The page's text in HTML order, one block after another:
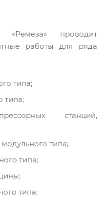
проводит
работы для ряда
типа;
типа;
станций,
типа;
типа;
типа;